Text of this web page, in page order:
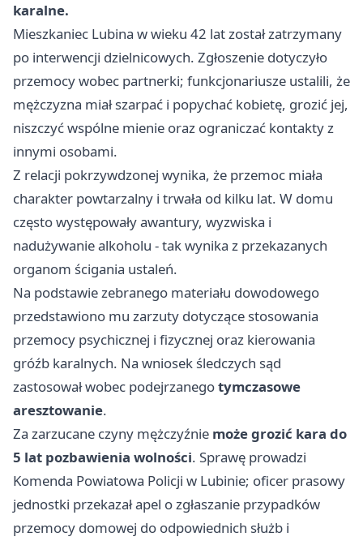
karalne.
Mieszkaniec Lubina w wieku 42 lat został zatrzymany
po interwencji dzielnicowych. Zgłoszenie dotyczyło
przemocy wobec partnerki; funkcjonariusze ustalili, że
mężczyzna miał szarpać i popychać kobietę, grozić jej,
niszczyć wspólne mienie oraz ograniczać kontakty z
innymi osobami.
Z relacji pokrzywdzonej wynika, że przemoc miała
charakter powtarzalny i trwała od kilku lat. W domu
często występowały awantury, wyzwiska i
nadużywanie alkoholu - tak wynika z przekazanych
organom ścigania ustaleń.
Na podstawie zebranego materiału dowodowego
przedstawiono mu zarzuty dotyczące stosowania
przemocy psychicznej i fizycznej oraz kierowania
gróźb karalnych. Na wniosek śledczych sąd
zastosował wobec podejrzanegotymczasowe
aresztowanie.
Za zarzucane czyny mężczyźnie może grozić kara do
5 lat pozbawienia wolności. Sprawę prowadzi
Komenda Powiatowa Policji w Lubinie; oficer prasowy
jednostki przekazał apel o zgłaszanie przypadków
przemocy domowej do odpowiednich służb i